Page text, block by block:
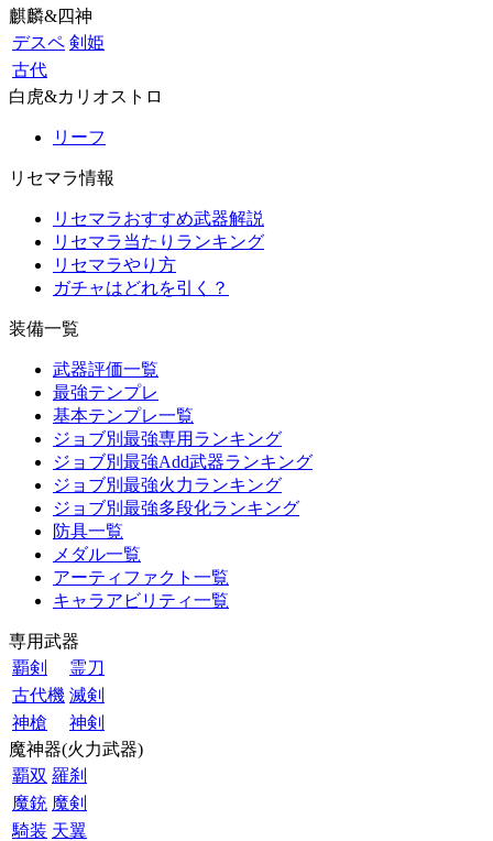
麒麟&四神
デスペ 剣姫
古代
白虎&カリオストロ
リーフ
リセマラ情報
リセマラおすすめ武器解説
リセマラ当たりランキング
リセマラやり方
ガチャはどれを引く？
装備一覧
武器評価一覧
最強テンプレ
基本テンプレ一覧
ジョブ別最強専用ランキング
ジョブ別最強Add武器ランキング
ジョブ別最強火力ランキング
ジョブ別最強多段化ランキング
防具一覧
メダル一覧
アーティファクト一覧
キャラアビリティ一覧
専用武器
覇剣
霊刀
古代機 滅剣
神槍
神剣
魔神器(火力武器)
覇双 羅刹
魔銃 魔剣
騎装 天翼